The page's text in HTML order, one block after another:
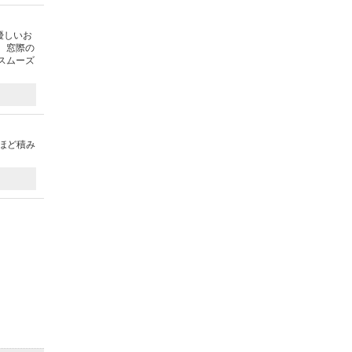
しいお
窓際の
ムーズ
ど積み